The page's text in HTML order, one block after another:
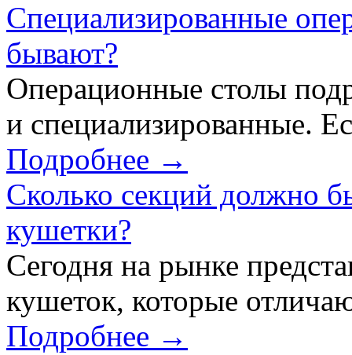
Специализированные
бывают?
Операционные столы
и специализированные.
Подробнее →
Сколько секций должно
кушетки?
Сегодня на рынке
кушеток, которые
Подробнее →